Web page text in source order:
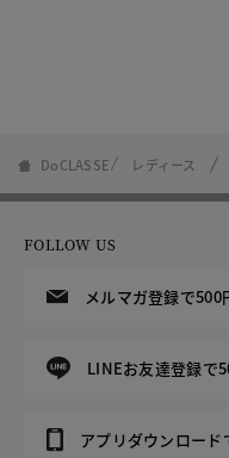
DoCLASSE レディース
FOLLOW US
メルマガ登録で500
LINEお友達登録で
アプリダウンロード